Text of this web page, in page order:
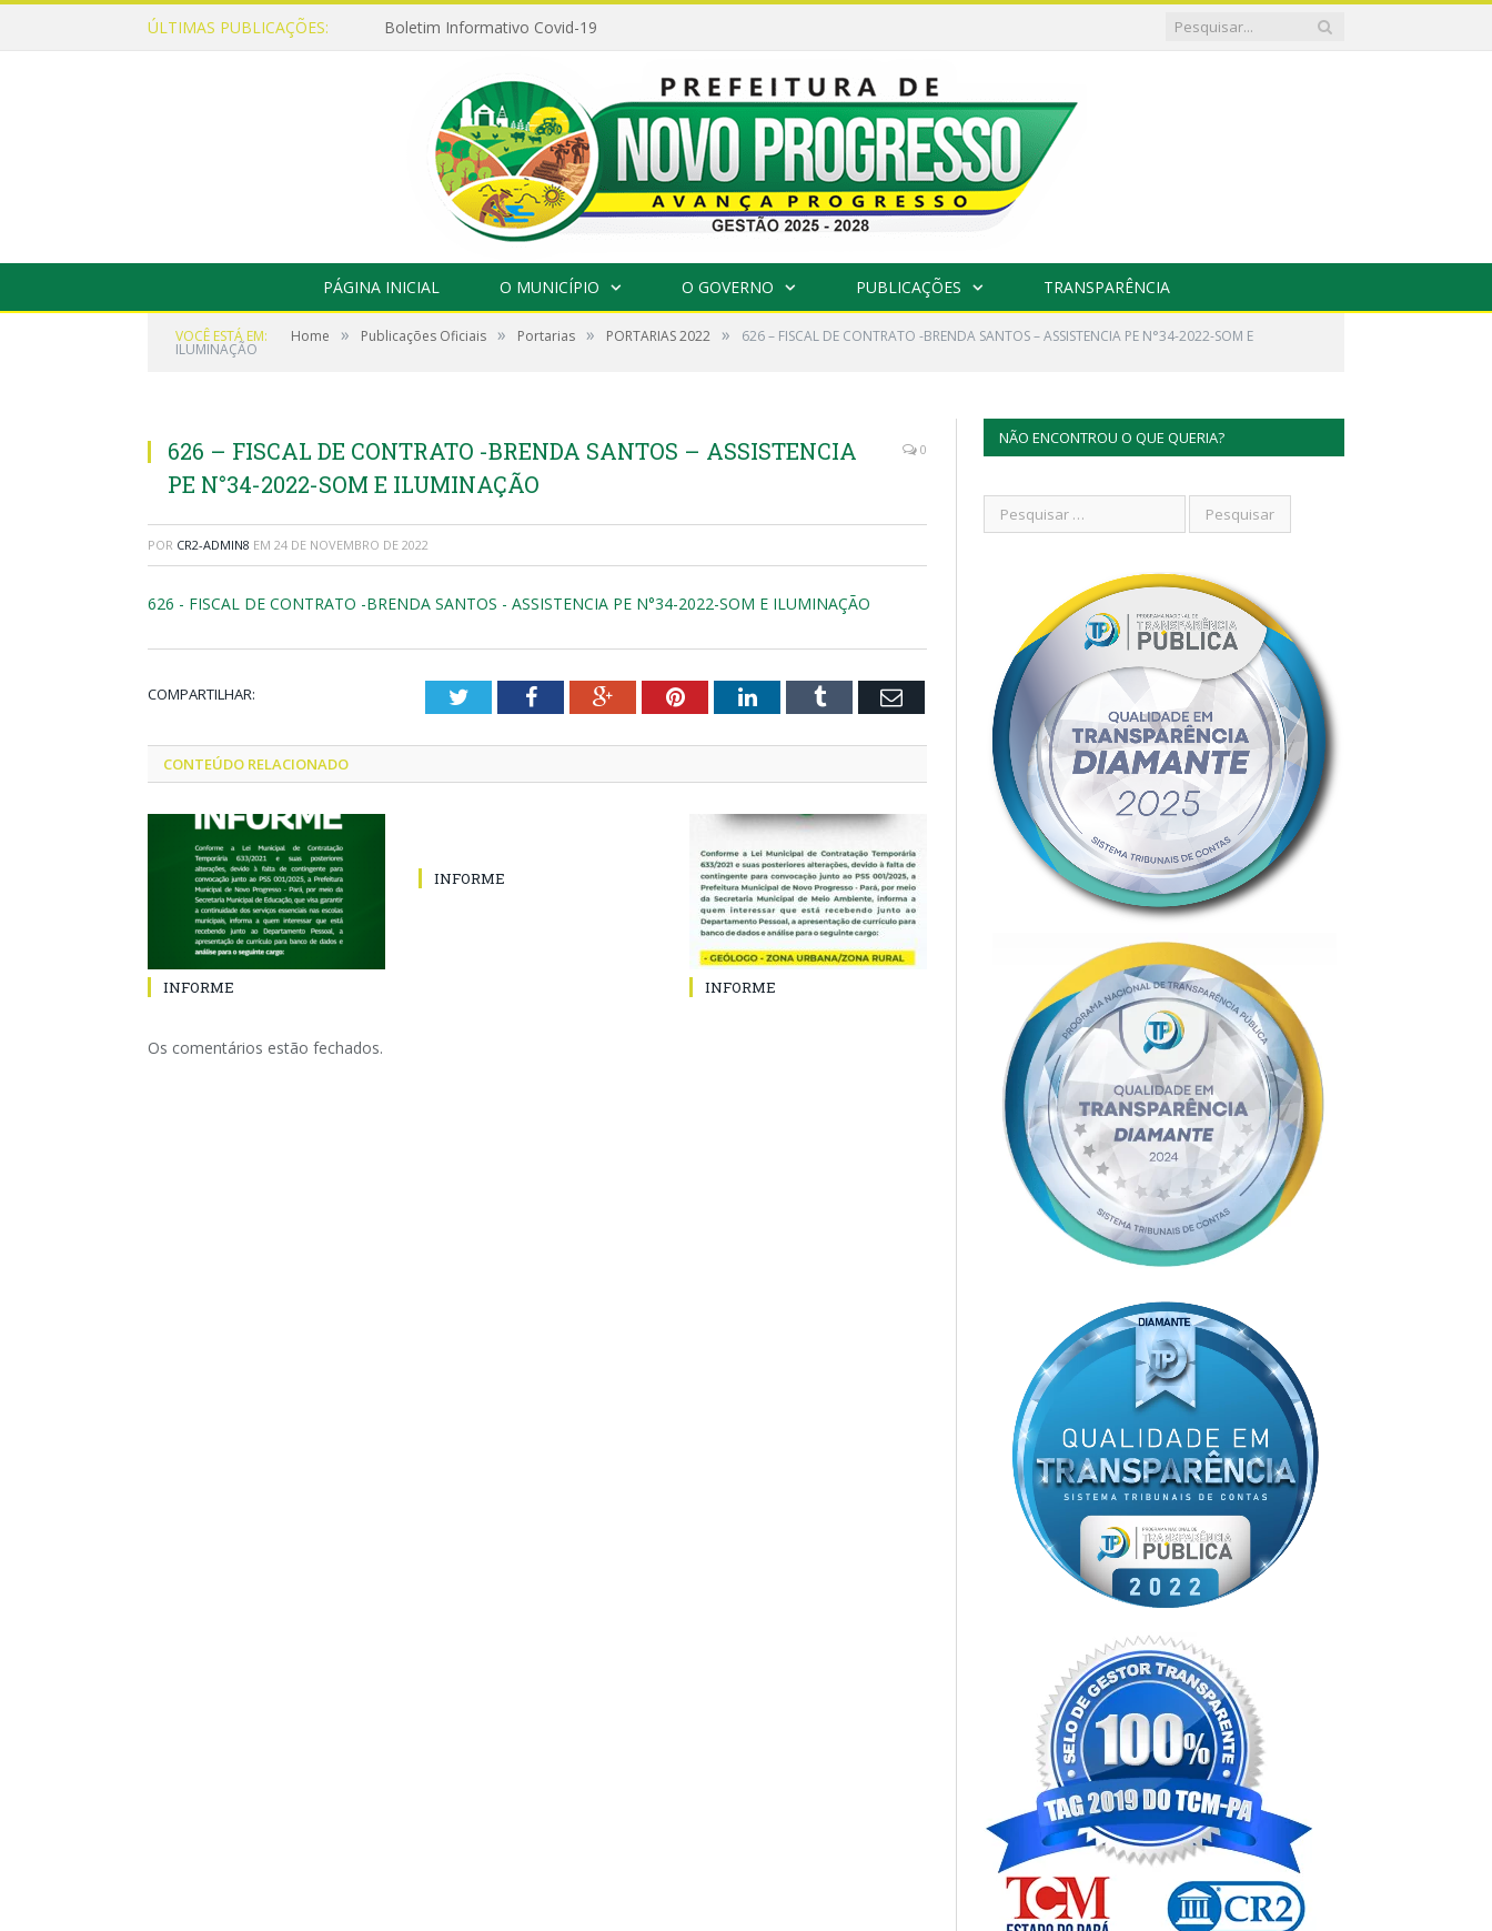
ÚLTIMAS PUBLICAÇÕES: Boletim Informativo Covid-19
PÁGINA INICIAL O MUNICÍPIO O GOVERNO PUBLICAÇÕES TRANSPARÊNCIA
VOCÊ ESTÁ EM: Home » Publicações Oficiais » Portarias » PORTARIAS 2022 » 626 – FISCAL DE CONTRATO -BRENDA SANTOS – ASSISTENCIA PE N°34-2022-SOM E
ILUMINAÇÃO
626 – FISCAL DE CONTRATO -BRENDA SANTOS – ASSISTENCIA
PE N°34-2022-SOM E ILUMINAÇÃO
0
POR CR2-ADMIN8 EM 24 DE NOVEMBRO DE 2022
626 - FISCAL DE CONTRATO -BRENDA SANTOS - ASSISTENCIA PE N°34-2022-SOM E ILUMINAÇÃO
COMPARTILHAR: TwitterFacebookGoogle+PinterestLinkedInTumblr Email
CONTEÚDO RELACIONADO
INFORME
INFORME
INFORME
Os comentários estão fechados.
NÃO ENCONTROU O QUE QUERIA?